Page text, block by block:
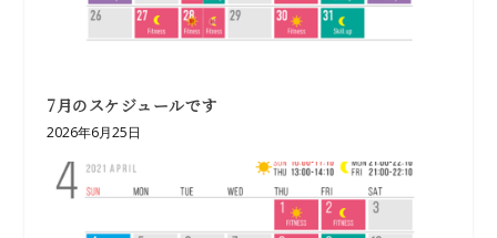
7月のスケジュールです
2026年6月25日